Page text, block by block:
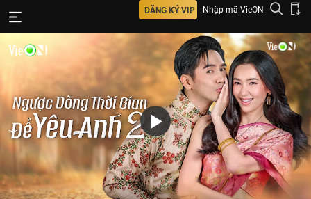
ĐĂNG KÝ VIP Nhập mã VieON